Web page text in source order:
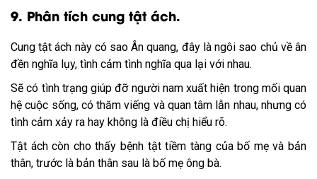
9. Phân tích cung tật ách.
Cung tật ách này có sao Ân quang, đây là ngôi sao chủ về ân
đền nghĩa lụy, tình cảm tình nghĩa qua lại với nhau.
Sẽ có tình trạng giúp đỡ người nam xuất hiện trong mối quan
hệ cuộc sống, có thăm viếng và quan tâm lẫn nhau, nhưng có
tình cảm xảy ra hay không là điều chị hiểu rõ.
Tật ách còn cho thấy bệnh tật tiềm tàng của bố mẹ và bản
thân, trước là bản thân sau là bố mẹ ông bà.